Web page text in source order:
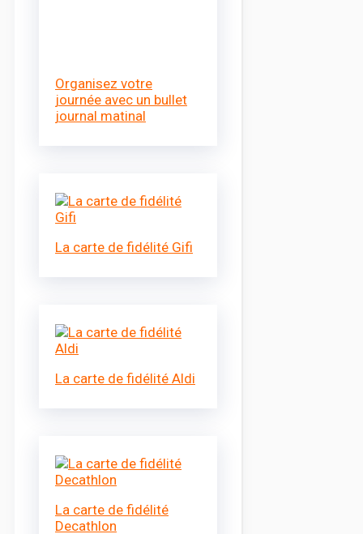
Organisez votre
journée avec un bullet
journal matinal
La carte de fidélité Gifi
La carte de fidélité Aldi
La carte de fidélité
Decathlon